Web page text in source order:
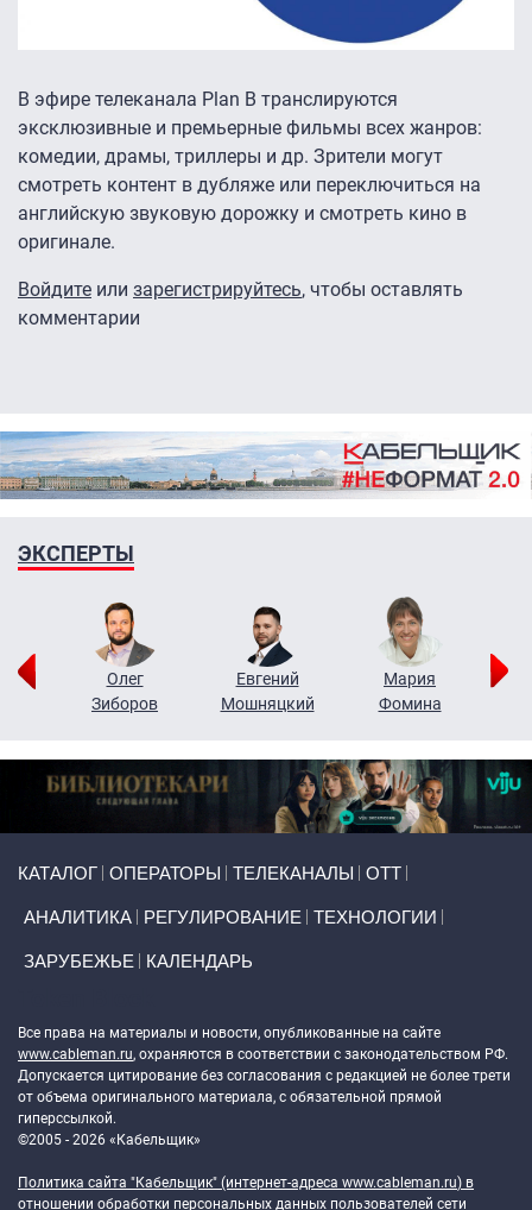
В эфире телеканала Plan B транслируются
эксклюзивные и премьерные фильмы всех жанров:
комедии, драмы, триллеры и др. Зрители могут
смотреть контент в дубляже или переключиться на
английскую звуковую дорожку и смотреть кино в
оригинале.
Войдите или зарегистрируйтесь, чтобы оставлять
комментарии
ЭКСПЕРТЫ
Олег
Зиборов
Евгений
Мошняцкий
Мария
Фомина
КАТАЛОГ ОПЕРАТОРЫ ТЕЛЕКАНАЛЫ ОТТ
АНАЛИТИКА РЕГУЛИРОВАНИЕ ТЕХНОЛОГИИ
ЗАРУБЕЖЬЕ КАЛЕНДАРЬ
Все права на материалы и новости, опубликованные на сайте
www.cableman.ru, охраняются в соответствии с законодательством РФ.
Допускается цитирование без согласования с редакцией не более трети
от объема оригинального материала, с обязательной прямой
гиперссылкой.
©2005 - 2026 «Кабельщик»
Политика сайта "Кабельщик" (интернет-адреса www.cableman.ru) в
отношении обработки персональных данных пользователей сети